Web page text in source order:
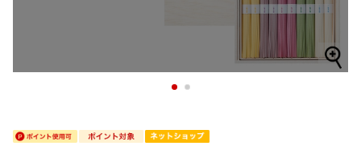
1 2